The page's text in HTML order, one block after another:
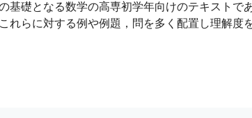
基礎となる数学の高専初学年向けのテキストで
れらに対する例や例題，問を多く配置し理解度